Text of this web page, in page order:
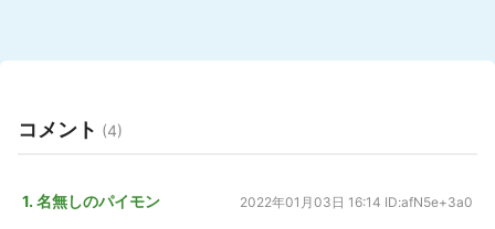
コメント (4)
1. 名無しのパイモン 2022年01月03日 16:14 ID:afN5e+3a0